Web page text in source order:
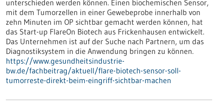
unterschieden werden können. Einen biochemischen Sensor,
mit dem Tumorzellen in einer Gewebeprobe innerhalb von
zehn Minuten im OP sichtbar gemacht werden können, hat
das Start-up FlareOn Biotech aus Frickenhausen entwickelt.
Das Unternehmen ist auf der Suche nach Partnern, um das
Diagnostiksystem in die Anwendung bringen zu können.
https://www.gesundheitsindustrie-
bw.de/fachbeitrag/aktuell/flare-biotech-sensor-soll-
tumorreste-direkt-beim-eingriff-sichtbar-machen